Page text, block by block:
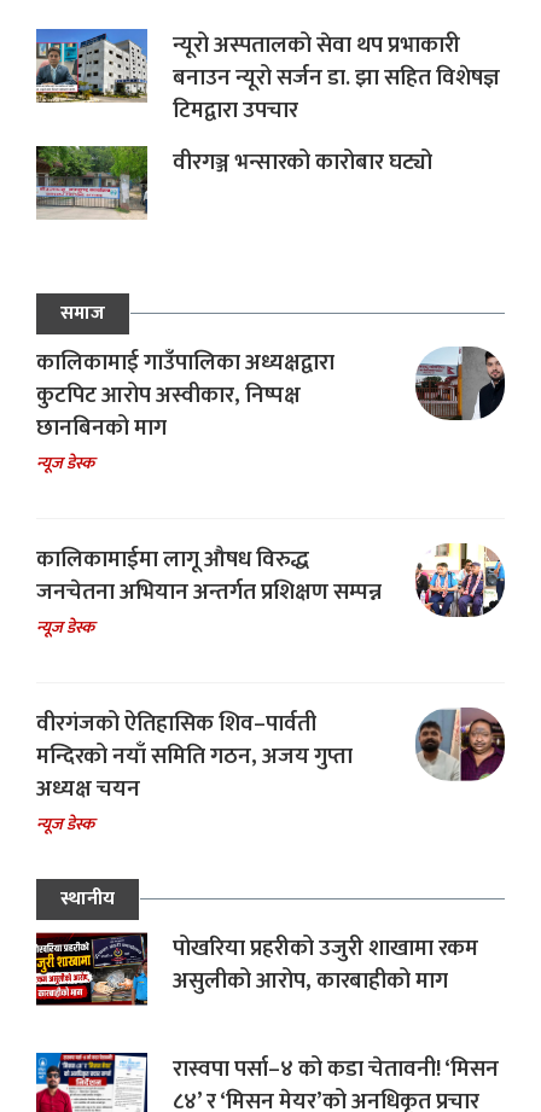
न्यूरो अस्पतालको सेवा थप प्रभाकारी
बनाउन न्यूरो सर्जन डा. झा सहित विशेषज्ञ
टिमद्वारा उपचार
वीरगञ्ज भन्सारको कारोबार घट्यो
समाज
कालिकामाई गाउँपालिका अध्यक्षद्वारा
कुटपिट आरोप अस्वीकार, निष्पक्ष
छानबिनको माग
न्यूज डेस्क
कालिकामाईमा लागू औषध विरुद्ध
जनचेतना अभियान अन्तर्गत प्रशिक्षण सम्पन्न
न्यूज डेस्क
वीरगंजको ऐतिहासिक शिव–पार्वती
मन्दिरको नयाँ समिति गठन, अजय गुप्ता
अध्यक्ष चयन
न्यूज डेस्क
स्थानीय
पोखरिया प्रहरीको उजुरी शाखामा रकम
असुलीको आरोप, कारबाहीको माग
रास्वपा पर्सा–४ को कडा चेतावनी! ‘मिसन
८४’ र ‘मिसन मेयर’को अनधिकृत प्रचार